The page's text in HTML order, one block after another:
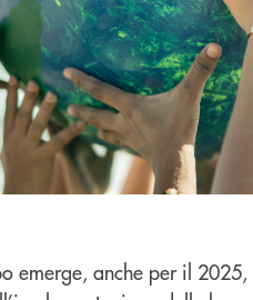
emerge, anche per il